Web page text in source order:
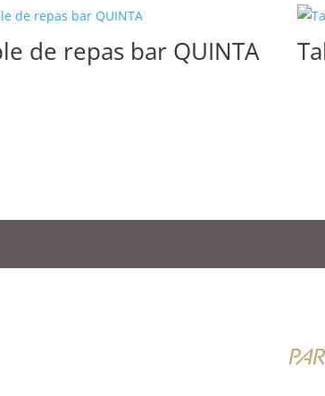
de repas bar QUINTA